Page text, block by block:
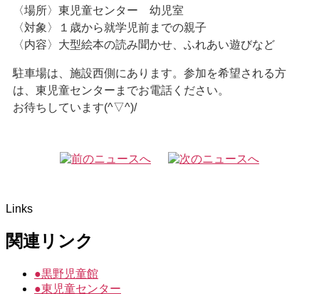
〈場所〉東児童センター 幼児室
〈対象〉１歳から就学児前までの親子
〈内容〉大型絵本の読み聞かせ、ふれあい遊びなど
駐車場は、施設西側にあります。参加を希望される方
は、東児童センターまでお電話ください。
お待ちしています(^▽^)/
Links
関連リンク
●黒野児童館
●東児童センター